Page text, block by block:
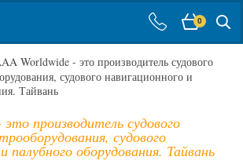
0
Worldwide - это производитель судового
судового навигационного и
Тайвань
производитель судового
судового
палубного оборудования. Тайвань